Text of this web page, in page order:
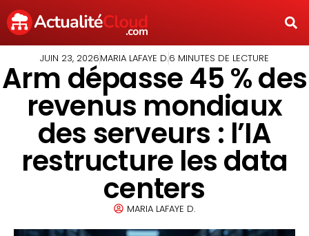
JUIN 23, 2026MARIA LAFAYE D.6 MINUTES DE LECTURE
Arm dépasse 45 % des
revenus mondiaux
des serveurs : l’IA
restructure les data
centers
MARIA LAFAYE D.